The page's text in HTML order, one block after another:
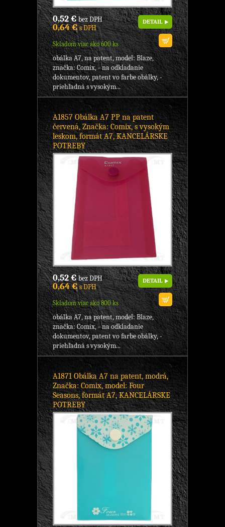
0,52 €bez DPH
0,64 €s DPH
Skladom viac ako 600 ks
DETAIL
obálka A7, na patent, model: Blaze,
značka: Comix, - na odkladanie
dokumentov, patent vo farbe obálky, -
priehľadná s vysokým...
A1857 Obálka A7 PP na patent
červená, Značka: Comix, s vysokým
leskom, formát A7, KANCELÁRSKE
POTREBY
0,52 €bez DPH
0,64 €s DPH
Skladom viac ako 800 ks
DETAIL
obálka A7, na patent, model: Blaze,
značka: Comix, - na odkladanie
dokumentov, patent vo farbe obálky, -
priehľadná s vysokým...
A1871 Obálka A7 na patent, modrá,
Značka: Comix, model: Four
Seasons, formát A7, KANCELÁRSKE
POTREBY